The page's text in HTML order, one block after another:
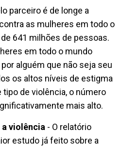
parceiro é de longe a
as mulheres em todo o
641 milhões de pessoas.
em todo o mundo
alguém que não seja seu
os altos níveis de estigma
de violência, o número
mais alto.
violência - O relatório
estudo já feito sobre a